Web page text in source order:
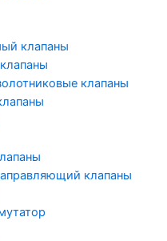
клапаны
клапаны
клапаны